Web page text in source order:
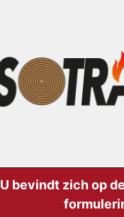
U bevindt zich op